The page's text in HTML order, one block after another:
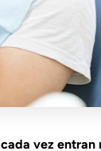
cada vez entran